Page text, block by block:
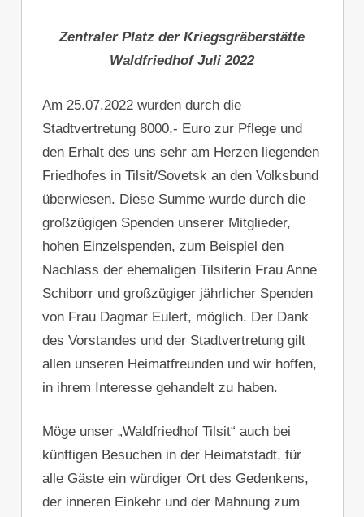
Zentraler Platz der Kriegsgräberstätte
Waldfriedhof Juli 2022
Am 25.07.2022 wurden durch die
Stadtvertretung 8000,- Euro zur Pflege und
den Erhalt des uns sehr am Herzen liegenden
Friedhofes in Tilsit/Sovetsk an den Volksbund
überwiesen. Diese Summe wurde durch die
großzügigen Spenden unserer Mitglieder,
hohen Einzelspenden, zum Beispiel den
Nachlass der ehemaligen Tilsiterin Frau Anne
Schiborr und großzügiger jährlicher Spenden
von Frau Dagmar Eulert, möglich. Der Dank
des Vorstandes und der Stadtvertretung gilt
allen unseren Heimatfreunden und wir hoffen,
in ihrem Interesse gehandelt zu haben.
Möge unser „Waldfriedhof Tilsit“ auch bei
künftigen Besuchen in der Heimatstadt, für
alle Gäste ein würdiger Ort des Gedenkens,
der inneren Einkehr und der Mahnung zum